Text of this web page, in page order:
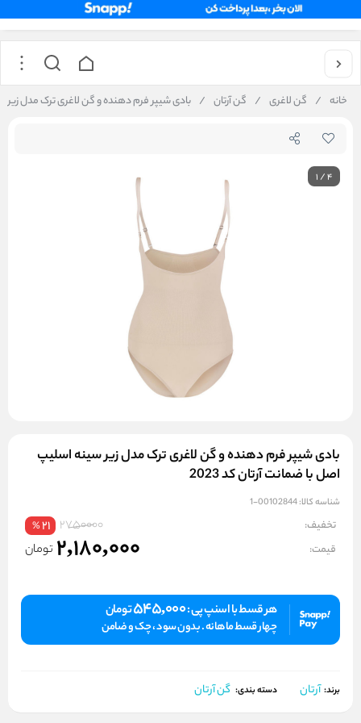
خانه / گن لاغری / گن آرتان / بادی شیپر فرم دهنده و گن لاغری ترک مدل زیر
1/4
بادی شیپر فرم دهنده و گن لاغری ترک مدل زیر سینه اسلیپ
اصل با ضمانت آرتان کد 2023
شناسه کالا:00102844-1
تخفیف: 2750000
21
%
قیمت: 2,180,000 تومان
هر قسط با اسنپ پی :545,000تومان
چهار قسط ماهانه . بدون سود ، چک و ضامن
برند: آرتان دسته بندی: گن آرتان